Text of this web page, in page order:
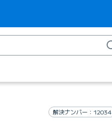
解決ナンバー：12034